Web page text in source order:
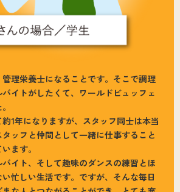
理栄養士になることです。そこで調理
イトがしたくて、ワールドビュッフェ
1年になりますが、スタッフ同士は本当
ッフと仲間として一緒に仕事すること
ます。
イト、そして趣味のダンスの練習とほ
忙しい生活です。ですが、そんな毎日